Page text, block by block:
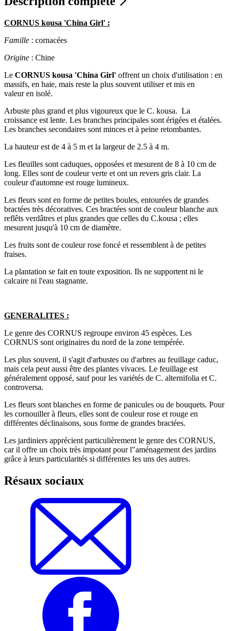
CORNUS kousa 'China Girl' :
Famille : cornacées
Origine : Chine
Le CORNUS kousa 'China Girl' offrent un choix d'utilisation : en
massifs, en haie, mais reste la plus souvent utiliser et mis en
valeur en isolé.
Arbuste plus grand et plus vigoureux que le C. kousa. La
croissance est lente. Les branches principales sont érigées et étalées.
Les branches secondaires sont minces et à peine retombantes.
La hauteur est de 4 à 5 m et la largeur de 2.5 à 4 m.
Les fleuilles sont caduques, opposées et mesurent de 8 à 10 cm de
long. Elles sont de couleur verte et ont un revers gris clair. La
couleur d'automne est rouge lumineux.
Les fleurs sont en forme de petites boules, entourées de grandes
bractées très décoratives. Ces bractées sont de couleur blanche aux
reflêts verdâtres et plus grandes que celles du C.kousa ; elles
mesurent jusqu'à 10 cm de diamètre.
Les fruits sont de couleur rose foncé et ressemblent à de petites
fraises.
La plantation se fait en toute exposition. Ils ne supportent ni le
calcaire ni l'eau stagnante.
GENERALITES :
Le genre des CORNUS regroupe environ 45 espèces. Les
CORNUS sont originaires du nord de la zone tempérée.
Les plus souvent, il s'agit d'arbustes ou d'arbres au feuillage caduc,
mais cela peut aussi être des plantes vivaces. Le feuillage est
généralement opposé, sauf pour les variétés de C. alternifolia et C.
controversa.
Les fleurs sont blanches en forme de panicules ou de bouquets. Pour
les cornouiller à fleurs, elles sont de couleur rose et rouge en
différentes déclinaisons, sous forme de grandes bractées.
Les jardiniers apprécient particulièrement le genre des CORNUS,
car il offre un choix très impotant pour l"aménagement des jardins
grâce à leurs particularités si différentes les uns des autres.
Résaux sociaux